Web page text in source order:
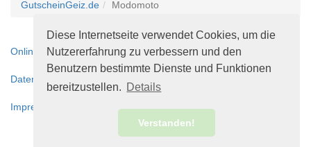
Diese Internetseite verwendet Cookies, um die
Nutzererfahrung zu verbessern und den
Benutzern bestimmte Dienste und Funktionen
bereitzustellen. Details
Verstanden!
GutscheinGeiz.de Modomoto
Online-Streitbeilegungsplattform
Datenschutzerklärung
Impressum
© 2010 - 2018 GutscheinGeiz.de